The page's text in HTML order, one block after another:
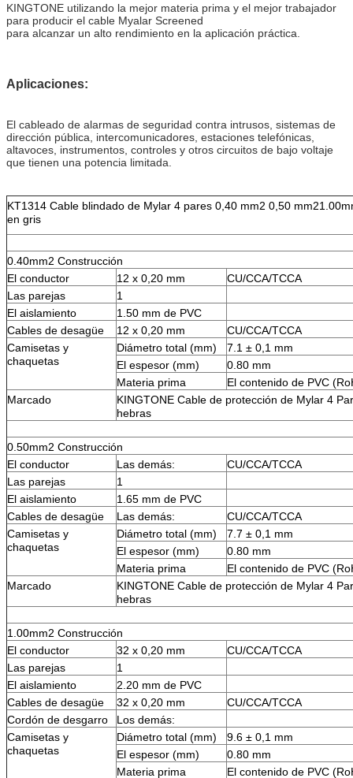
KINGTONE utilizando la mejor materia prima y el mejor trabajador
para producir el cable Myalar Screened
para alcanzar un alto rendimiento en la aplicación práctica.
Aplicaciones:
El cableado de alarmas de seguridad contra intrusos, sistemas de
dirección pública, intercomunicadores, estaciones telefónicas,
altavoces, instrumentos, controles y otros circuitos de bajo voltaje
que tienen una potencia limitada.
KT1314 Cable blindado de Mylar 4 pares 0,40 mm2 0,50 mm2
en gris
0.40mm2 Construcción
El conductor
12 x 0,20 mm
CU/CCA/TCCA
Las parejas
1
El aislamiento
1.50 mm de PVC
Cables de desagüe
12 x 0,20 mm
CU/CCA/TCCA
Camisetas y
chaquetas
Diámetro total (mm)
7.1 ± 0,1 mm
El espesor (mm)
0.80 mm
Materia prima
El contenido de PVC
Marcado
KINGTONE Cable de protección de Mylar 4
hebras
0.50mm2 Construcción
El conductor
Las demás:
CU/CCA/TCCA
Las parejas
1
El aislamiento
1.65 mm de PVC
Cables de desagüe
Las demás:
CU/CCA/TCCA
Camisetas y
chaquetas
Diámetro total (mm)
7.7 ± 0,1 mm
El espesor (mm)
0.80 mm
Materia prima
El contenido de PVC
Marcado
KINGTONE Cable de protección de Mylar 4
hebras
1.00mm2 Construcción
El conductor
32 x 0,20 mm
CU/CCA/TCCA
Las parejas
1
El aislamiento
2.20 mm de PVC
Cables de desagüe
32 x 0,20 mm
CU/CCA/TCCA
Cordón de desgarro
Los demás:
Camisetas y
chaquetas
Diámetro total (mm)
9.6 ± 0,1 mm
El espesor (mm)
0.80 mm
Materia prima
El contenido de PVC